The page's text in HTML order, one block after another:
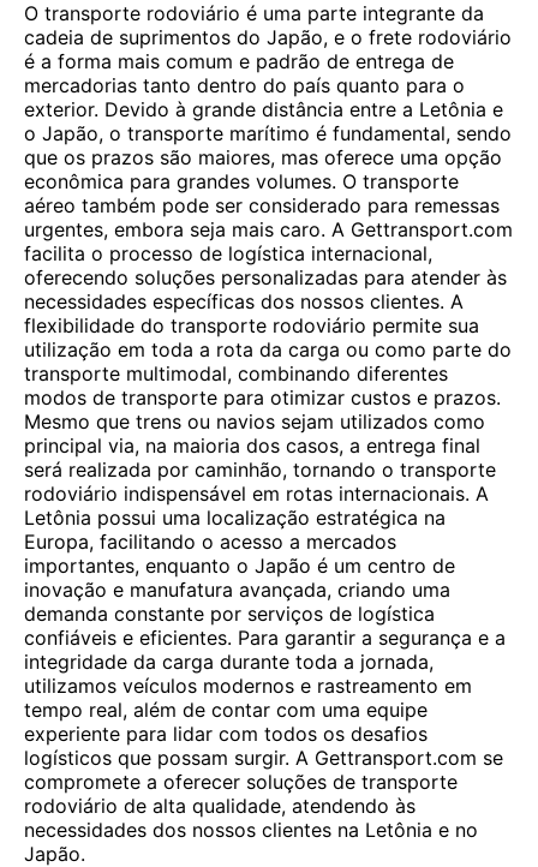
O transporte rodoviário é uma parte integrante da
cadeia de suprimentos do Japão, e o frete rodoviário
é a forma mais comum e padrão de entrega de
mercadorias tanto dentro do país quanto para o
exterior. Devido à grande distância entre a Letônia e
o Japão, o transporte marítimo é fundamental, sendo
que os prazos são maiores, mas oferece uma opção
econômica para grandes volumes. O transporte
aéreo também pode ser considerado para remessas
urgentes, embora seja mais caro. A Gettransport.com
facilita o processo de logística internacional,
oferecendo soluções personalizadas para atender às
necessidades específicas dos nossos clientes. A
flexibilidade do transporte rodoviário permite sua
utilização em toda a rota da carga ou como parte do
transporte multimodal, combinando diferentes
modos de transporte para otimizar custos e prazos.
Mesmo que trens ou navios sejam utilizados como
principal via, na maioria dos casos, a entrega final
será realizada por caminhão, tornando o transporte
rodoviário indispensável em rotas internacionais. A
Letônia possui uma localização estratégica na
Europa, facilitando o acesso a mercados
importantes, enquanto o Japão é um centro de
inovação e manufatura avançada, criando uma
demanda constante por serviços de logística
confiáveis e eficientes. Para garantir a segurança e a
integridade da carga durante toda a jornada,
utilizamos veículos modernos e rastreamento em
tempo real, além de contar com uma equipe
experiente para lidar com todos os desafios
logísticos que possam surgir. A Gettransport.com se
compromete a oferecer soluções de transporte
rodoviário de alta qualidade, atendendo às
necessidades dos nossos clientes na Letônia e no
Japão.